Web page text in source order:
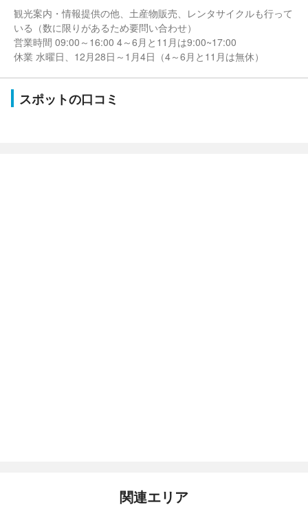
観光案内・情報提供の他、土産物販売、レンタサイクルも行って
いる（数に限りがあるため要問い合わせ）
営業時間 09:00～16:00 4～6月と11月は9:00~17:00
休業 水曜日、12月28日～1月4日（4～6月と11月は無休）
スポットの口コミ
関連エリア